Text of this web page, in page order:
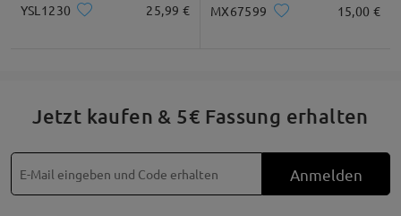
Quadratisc
Herz Diamant Oval
Produktbeschreibung
YSL1230 25,99 € MX67599 15,00 €
Jetzt kaufen & 5€ Fassung erhalten
Anmelden